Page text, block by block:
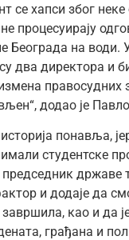
се хапси због
процесуирају
Београда на води.
два директора и
правосудних
додао је
понавља,
студентске
државе
и додаје да
као и да
грађана и